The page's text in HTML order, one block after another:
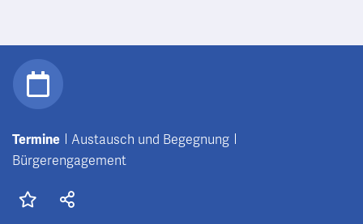
Termine
Austausch und Begegnung
Bürgerengagement